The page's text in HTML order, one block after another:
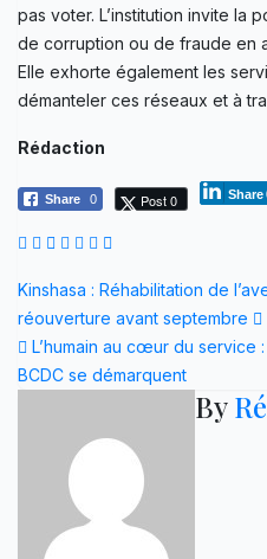
pas voter. L’institution invite la
de corruption ou de fraude en
Elle exhorte également les
démanteler ces réseaux et à
Rédaction
Share 0 Post 0 Share
Navigation
de
l’article
Kinshasa : Réhabilitation de
réouverture avant septembre
L’humain au cœur du service
BCDC se démarquent
By